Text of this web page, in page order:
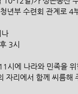
청년부 수련회 관계로 4
나
3시
시에 나라와 민족을
자리에서 함께 씨름해